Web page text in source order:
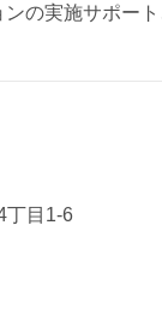
の実施サポー
丁目1-6